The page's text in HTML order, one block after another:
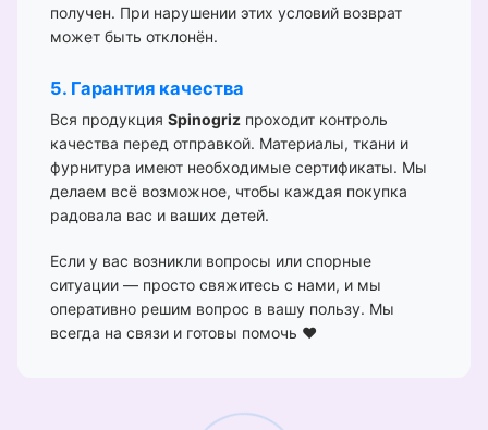
получен. При нарушении этих условий возврат
может быть отклонён.
5. Гарантия качества
Вся продукция Spinogriz проходит контроль
качества перед отправкой. Материалы, ткани и
фурнитура имеют необходимые сертификаты. Мы
делаем всё возможное, чтобы каждая покупка
радовала вас и ваших детей.
Если у вас возникли вопросы или спорные
ситуации — просто свяжитесь с нами, и мы
оперативно решим вопрос в вашу пользу. Мы
всегда на связи и готовы помочь ❤️